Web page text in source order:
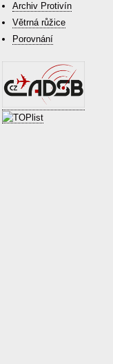
Archiv Protivín
Větrná růžice
Porovnání